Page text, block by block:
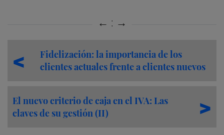
Fidelización: la importancia de los
clientes actuales frente a clientes nuevos
El nuevo criterio de caja en el IVA: Las
claves de su gestión (II)